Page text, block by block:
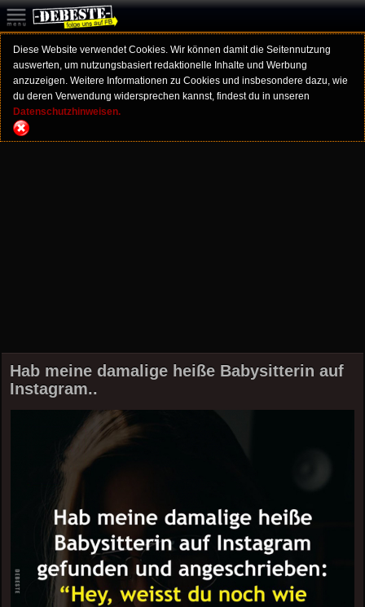
Diese Website verwendet Cookies. Wir können damit die Seitennutzung
auswerten, um nutzungsbasiert redaktionelle Inhalte und Werbung
anzuzeigen. Weitere Informationen zu Cookies und insbesondere dazu, wie
du deren Verwendung widersprechen kannst, findest du in unseren
Datenschutzhinweisen.
Hab meine damalige heiße Babysitterin auf
Instagram..